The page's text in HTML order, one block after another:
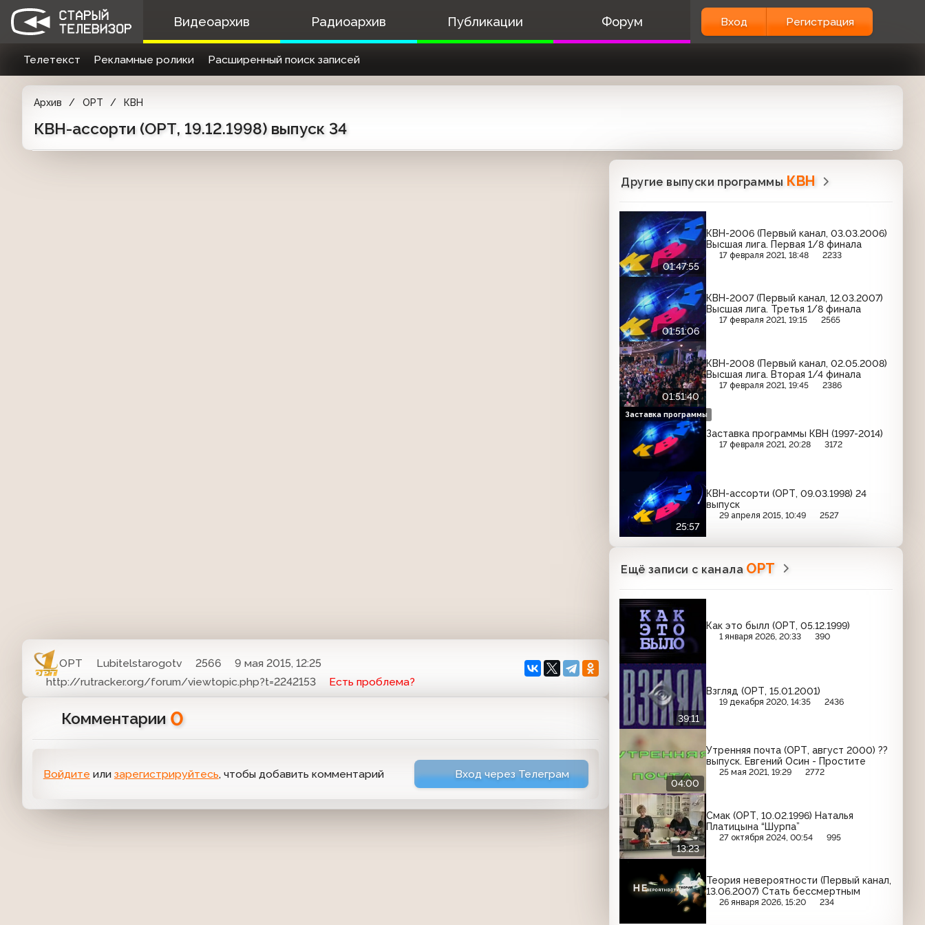
Видеоархив Радиоархив Публикации Форум Вход Регистрация
Телетекст Рекламные ролики Расширенный поиск записей
Архив ОРТ КВН
КВН-ассорти (ОРТ, 19.12.1998) выпуск 34
ОРТ Lubitelstarogotv 2566
9 мая 2015, 12:25
http://rutracker.org/forum/viewtopic.php?t=2242153
Есть проблема?
Комментарии 0
Войдите или зарегистрируйтесь, чтобы добавить комментарий Вход через Телеграм
Другие выпуски программы КВН
01:47:55
КВН-2006 (Первый канал, 03.03.2006)
Высшая лига. Первая 1/8 финала
17 февраля 2021, 18:48 2233
01:51:06
КВН-2007 (Первый канал, 12.03.2007)
Высшая лига. Третья 1/8 финала
17 февраля 2021, 19:15 2565
01:51:40
КВН-2008 (Первый канал, 02.05.2008)
Высшая лига. Вторая 1/4 финала
17 февраля 2021, 19:45 2386
Заставка программы КВН (1997-2014)
17 февраля 2021, 20:28 3172
Заставка программы
25:57
КВН-ассорти (ОРТ, 09.03.1998) 24
выпуск
29 апреля 2015, 10:49 2527
Ещё записи с канала ОРТ
Как это былл (ОРТ, 05.12.1999)
1 января 2026, 20:33 390
39:11
Взгляд (ОРТ, 15.01.2001)
19 декабря 2020, 14:35 2436
04:00
Утренняя почта (ОРТ, август 2000) ??
выпуск. Евгений Осин - Простите
25 мая 2021, 19:29 2772
13:23
Смак (ОРТ, 10.02.1996) Наталья
Платицына “Шурпа”
27 октября 2024, 00:54 995
Теория невероятности (Первый канал,
13.06.2007) Стать бессмертным
26 января 2026, 15:20 234